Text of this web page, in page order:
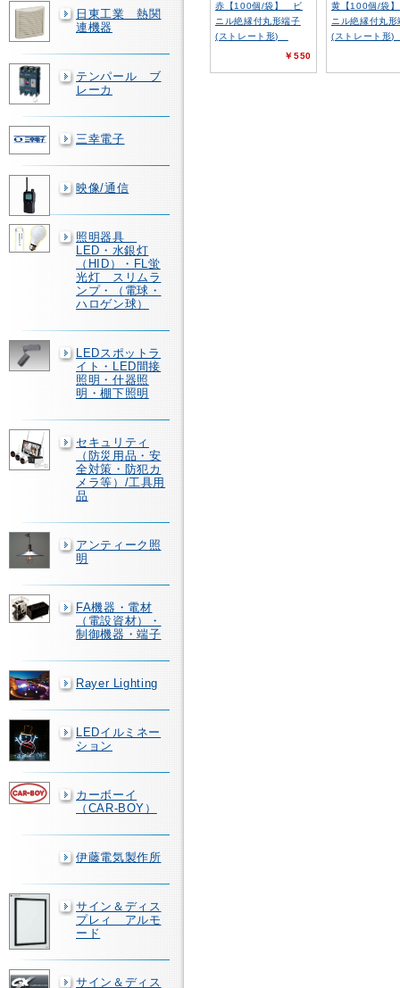
日東工業 熱関
連機器
テンパール ブ
レーカ
三幸電子
映像/通信
照明器具
LED・水銀灯
（HID）・FL蛍
光灯 スリムラ
ンプ・（電球・
ハロゲン球）
LEDスポットラ
イト・LED間接
照明・什器照
明・棚下照明
セキュリティ
（防災用品・安
全対策・防犯カ
メラ等）/工具用
品
アンティーク照
明
FA機器・電材
（電設資材）・
制御機器・端子
Rayer Lighting
LEDイルミネー
ション
カーボーイ
（CAR-BOY）
伊藤電気製作所
サイン＆ディス
プレィ アルモ
ード
サイン＆ディス
赤【100個/袋】 ビ
ニル絶縁付丸形端子
(ストレート形)
￥550
黄【100個/袋
ニル絶縁付丸形
(ストレート